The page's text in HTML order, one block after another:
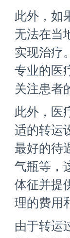
此外，如
无法在当
实现治疗
专业的医
关注患者
此外，医
适的转运
最好的待
气瓶等，
体征并提
理的费用
由于转运